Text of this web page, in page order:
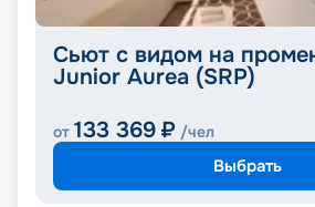
Сьют с видом на
Junior Aurea (SRP)
от 133 369 ₽ /чел
Выбрать